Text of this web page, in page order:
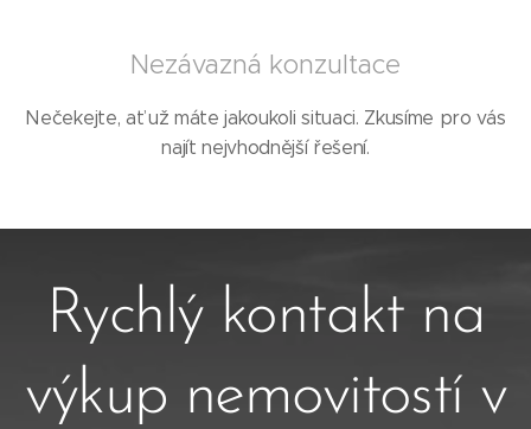
Nezávazná konzultace
Nečekejte, ať už máte jakoukoli situaci. Zkusíme pro vás
najít nejvhodnější řešení.
Rychlý kontakt na
výkup nemovitostí v